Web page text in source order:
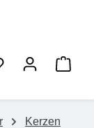
Kerzen